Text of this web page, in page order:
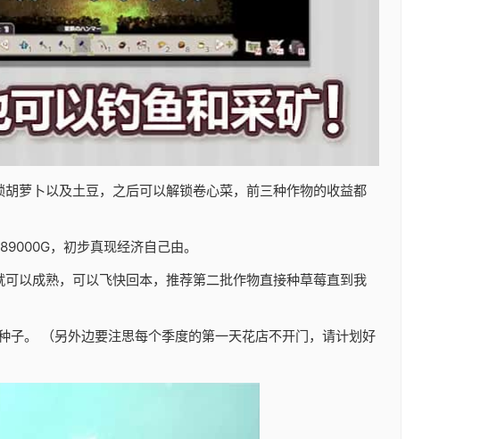
萝卜以及土豆，之后可以解锁卷心菜，前三种作物的收益都
，初步真现经济自己由。
以成熟，可以飞快回本，推荐第二批作物直接种草莓直到我
。 （另外边要注思每个季度的第一天花店不开门，请计划好